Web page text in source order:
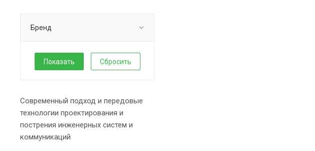
Бренд
Сбросить
Современный подход и передовые
технологии проектирования и
пострения инженерных систем и
коммуникаций